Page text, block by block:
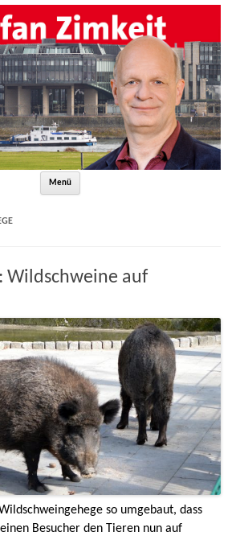
Menü
Wildschweine auf
so umgebaut, dass
Besucher den Tieren nun auf